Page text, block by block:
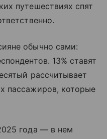
путешествиях спят
обычно сами:
13% ставят
рассчитывает
пассажиров, которые
года — в нем